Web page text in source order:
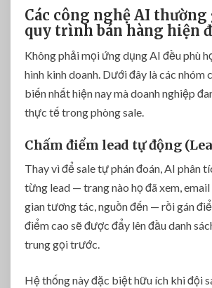
Các công nghệ AI
quy trình bán hàng hiện
Không phải mọi ứng dụng AI đều phù
hình kinh doanh. Dưới đây là các nhóm
biến nhất hiện nay mà doanh nghiệp
thực tế trong phòng sale.
Chấm điểm lead tự động
Thay vì để sale tự phán đoán, AI phân
từng lead — trang nào họ đã xem,
gian tương tác, nguồn đến — rồi gán
điểm cao sẽ được đẩy lên đầu danh
trung gọi trước.
Hệ thống này đặc biệt hữu ích khi đội